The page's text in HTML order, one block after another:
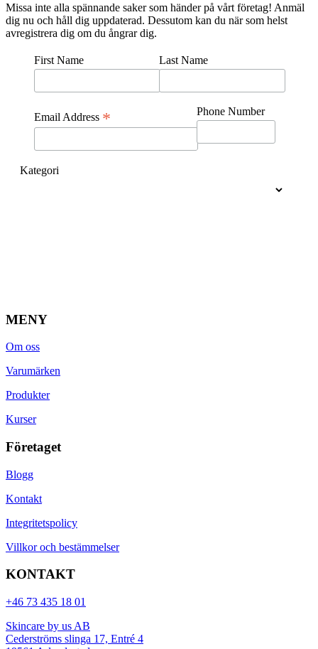
Missa inte alla spännande saker som händer på vårt företag! Anmäl
dig nu och håll dig uppdaterad. Dessutom kan du när som helst
avregistrera dig om du ångrar dig.
First Name Last Name
Email Address * Phone Number
Kategori
MENY
Om oss
Varumärken
Produkter
Kurser
Företaget
Blogg
Kontakt
Integritetspolicy
Villkor och bestämmelser
KONTAKT
+46 73 435 18 01
Skincare by us AB
Cederströms slinga 17, Entré 4